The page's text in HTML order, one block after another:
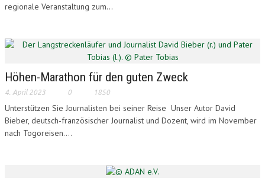
regionale Veranstaltung zum...
Höhen-Marathon für den guten Zweck
4. April 2023 0 1850
Unterstützen Sie Journalisten bei seiner Reise Unser Autor David
Bieber, deutsch-französischer Journalist und Dozent, wird im November
nach Togoreisen....